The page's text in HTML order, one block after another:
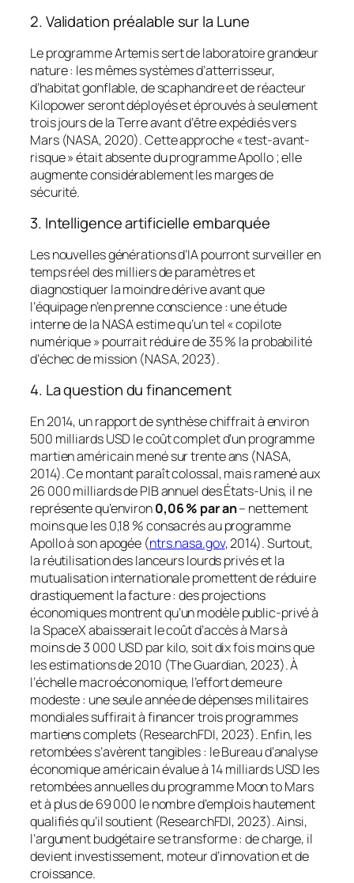
2. Validation préalable sur la Lune
Le programmeArtemissert de laboratoire grandeur
nature : les mêmes systèmes d’atterrisseur,
d’habitat gonflable, de scaphandre et de réacteur
Kilopower seront déployés et éprouvés à seulement
trois jours de la Terre avant d’être expédiés vers
Mars (NASA, 2020). Cette approche « test-avant-
risque » était absente du programme Apollo ; elle
augmente considérablement les marges de
sécurité.
3. Intelligence artificielle embarquée
Les nouvelles générations d’IA pourront surveiller en
temps réel des milliers de paramètres et
diagnostiquer la moindre dérive avant que
l’équipage n’en prenne conscience : une étude
interne de la NASA estime qu’un tel « copilote
numérique » pourrait réduire de 35 % la probabilité
d’échec de mission (NASA, 2023).
4. La question du financement
En 2014, un rapport de synthèse chiffrait à environ
500 milliards USD le coût complet d’un programme
martien américain mené sur trente ans (NASA,
2014). Ce montant paraît colossal, mais ramené aux
26 000 milliards de PIB annuel des États-Unis, il ne
représente qu’environ0,06 % par an– nettement
moins que les 0,18 % consacrés au programme
Apollo à son apogée (ntrs.nasa.gov, 2014). Surtout,
la réutilisation des lanceurs lourds privés et la
mutualisation internationale promettent de réduire
drastiquement la facture : des projections
économiques montrent qu’un modèle public-privé à
la SpaceX abaisserait le coût d’accès à Mars à
moins de 3 000 USD par kilo, soit dix fois moins que
les estimations de 2010 (The Guardian, 2023). À
l’échelle macroéconomique, l’effort demeure
modeste : une seule année de dépenses militaires
mondiales suffirait à financer trois programmes
martiens complets (ResearchFDI, 2023). Enfin, les
retombées s’avèrent tangibles : le Bureau d’analyse
économique américain évalue à 14 milliards USD les
retombées annuelles du programmeMoon to Mars
et à plus de 69 000 le nombre d’emplois hautement
qualifiés qu’il soutient (ResearchFDI, 2023). Ainsi,
l’argument budgétaire se transforme : de charge, il
devient investissement, moteur d’innovation et de
croissance.